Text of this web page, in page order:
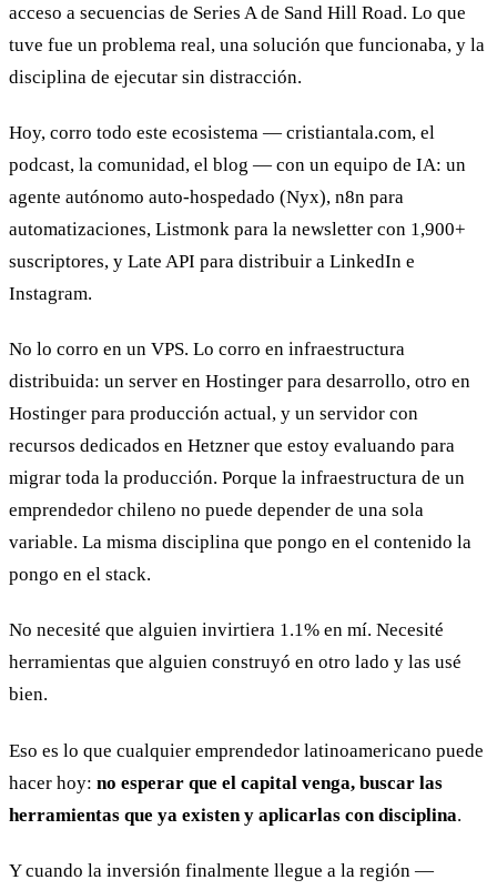
acceso a secuencias de Series A de Sand Hill Road. Lo que
tuve fue un problema real, una solución que funcionaba, y la
disciplina de ejecutar sin distracción.
Hoy, corro todo este ecosistema — cristiantala.com, el
podcast, la comunidad, el blog — con un equipo de IA: un
agente autónomo auto-hospedado (Nyx), n8n para
automatizaciones, Listmonk para la newsletter con 1,900+
suscriptores, y Late API para distribuir a LinkedIn e
Instagram.
No lo corro en un VPS. Lo corro en infraestructura
distribuida: un server en Hostinger para desarrollo, otro en
Hostinger para producción actual, y un servidor con
recursos dedicados en Hetzner que estoy evaluando para
migrar toda la producción. Porque la infraestructura de un
emprendedor chileno no puede depender de una sola
variable. La misma disciplina que pongo en el contenido la
pongo en el stack.
No necesité que alguien invirtiera 1.1% en mí. Necesité
herramientas que alguien construyó en otro lado y las usé
bien.
Eso es lo que cualquier emprendedor latinoamericano puede
hacer hoy: no esperar que el capital venga, buscar las
herramientas que ya existen y aplicarlas con disciplina.
Y cuando la inversión finalmente llegue a la región —